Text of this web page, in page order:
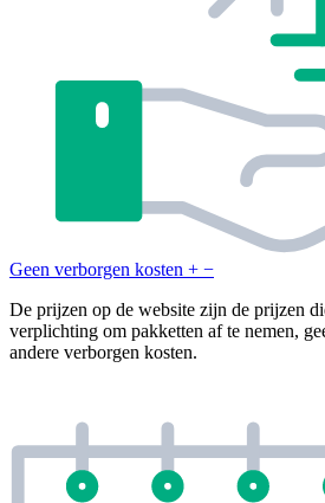
Geen verborgen kosten + −
De prijzen op de website zijn de prijzen
verplichting om pakketten af te nemen,
andere verborgen kosten.